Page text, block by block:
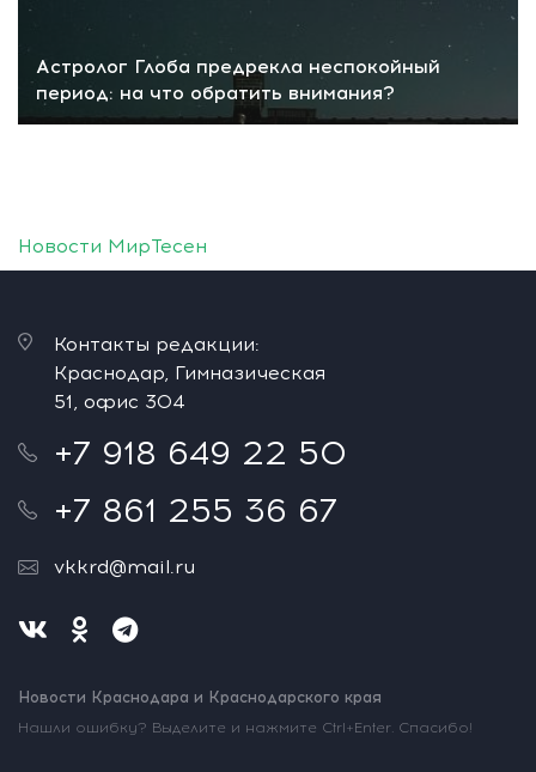
Астролог Глоба предрекла неспокойный
период: на что обратить внимания?
Новости МирТесен
Контакты редакции:
Краснодар, Гимназическая
51, офис 304
+7 918 649 22 50
+7 861 255 36 67
vkkrd@mail.ru
Новости Краснодара и Краснодарского края
Нашли ошибку? Выделите и нажмите Ctrl+Enter. Спасибо!